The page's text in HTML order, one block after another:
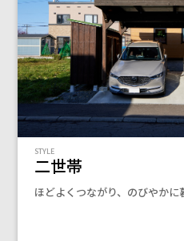
STYLE
二世帯
ほどよくつながり、のびやかに